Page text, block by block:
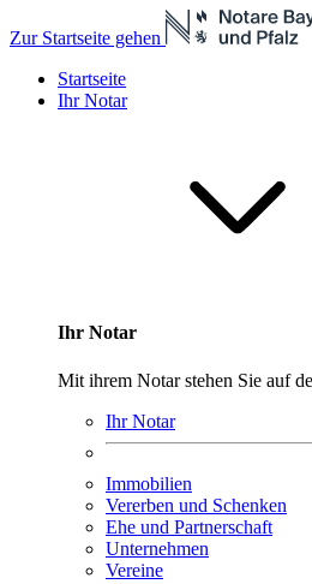
Zur Startseite gehen
Startseite
Ihr Notar
Ihr Notar
Mit ihrem Notar stehen Sie auf
Ihr Notar
Immobilien
Vererben und Schenken
Ehe und Partnerschaft
Unternehmen
Vereine